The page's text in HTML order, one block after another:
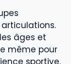
âges et
même pour
sportive.